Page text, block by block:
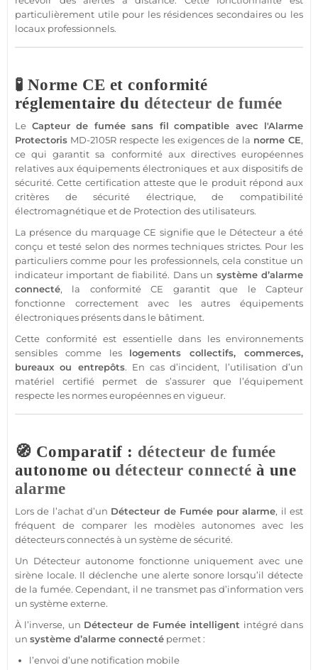
particulièrement utile pour les résidences secondaires ou les
locaux professionnels.
🧪 Norme CE et conformité
réglementaire du détecteur de fumée
Le Capteurde fumée sans fil compatible avec l'Alarme
Protectoris MD-2105R respecte les exigences de la norme CE,
ce qui garantit sa conformité aux directives européennes
relatives aux équipements électroniques et aux dispositifs de
sécurité. Cette certification atteste que le produit répond aux
critères desécurité électrique, de compatibilité
électromagnétique et de Protection des utilisateurs.
La présence du marquage CE signifie que le Détecteur a été
conçu et testé selon des normes techniques strictes. Pour les
particuliers comme pour les professionnels, cela constitue un
indicateur important de fiabilité. Dans un systèmed’alarme
connecté, la conformité CE garantit que le Capteur
fonctionne correctement avec les autres équipements
électroniques présents dans le bâtiment.
Cette conformité est essentielle dans les environnements
sensibles comme les logements collectifs,commerces,
bureaux ou entrepôts. En cas d’incident, l’utilisation d’un
matériel certifié permet de s’assurer que l’équipement
respecte les normes européennes en vigueur.
🧭 Comparatif : détecteur de fumée
autonome ou détecteur connecté à une
alarme
Lors de l’achat d’un Détecteur de Fuméepouralarme, il est
fréquent de comparer les modèles autonomes avec les
détecteurs connectés à un systèmedesécurité.
Un Détecteurautonome fonctionne uniquement avec une
sirène locale. Il déclenche une alerte sonore lorsqu’il détecte
de la fumée. Cependant, il ne transmet pas d’information vers
un systèmeexterne.
À l’inverse, un Détecteur de Fuméeintelligent intégré dans
un système d’alarme connecté permet :
l’envoi d’une notification mobile